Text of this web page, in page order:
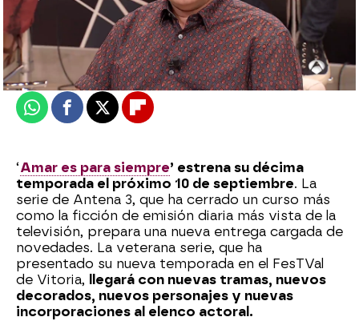
Camino Sánchez
Madrid
Actualizado:03 de septiembre de 2021, 11:56
Publicado:03 de septiembre de 2021, 11:54
WhatsappFacebook
X Flipboard
‘Amar es para siempre’ estrena su décima
temporada el próximo 10 de septiembre. La
serie de Antena 3, que ha cerrado un curso más
como la ficción de emisión diaria más vista de la
televisión, prepara una nueva entrega cargada de
novedades. La veterana serie, que ha
presentado su nueva temporada en el FesTVal
de Vitoria,
llegará con nuevas tramas, nuevos
decorados, nuevos personajes y nuevas
incorporaciones al elenco actoral.